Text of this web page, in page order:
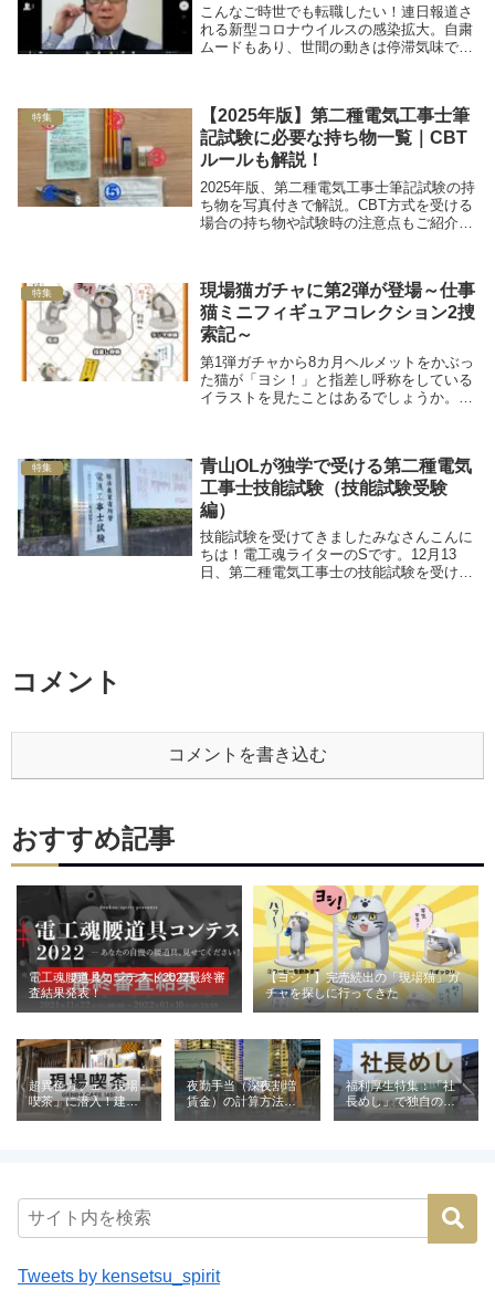
こんなご時世でも転職したい！連日報道さ
れる新型コロナウイルスの感染拡大。自粛
ムードもあり、世間の動きは停滞気味です
への転職また...
特集
【2025年版】第二種電気工事士筆
記試験に必要な持ち物一覧｜CBT
ルールも解説！
2025年版、第二種電気工事士筆記試験の持
ち物を写真付きで解説。CBT方式を受ける
場合の持ち物や試験時の注意点もご紹介し
特集
現場猫ガチャに第2弾が登場～仕事
猫ミニフィギュアコレクション2捜
索記～
第1弾ガチャから8カ月ヘルメットをかぶっ
た猫が「ヨシ！」と指差し呼称をしている
イラストを見たことはあるでしょうか。そ
前で作者の...
特集
青山OLが独学で受ける第二種電気
工事士技能試験（技能試験受験
編）
技能試験を受けてきましたみなさんこんに
ちは！電工魂ライターのSです。12月13
日、第二種電気工事士の技能試験を受けて
コメント
コメントを書き込む
おすすめ記事
電工魂腰道具コンテスト2022最終審
査結果発表！
【ヨシ！】完売続出の「現場猫」ガ
チャを探しに行ってきた
超異色カフェ「現場
喫茶」に潜入！建設
業が営む喫茶の意外
夜勤手当（深夜割増
賃金）の計算方法と
福利厚生特集：「社
長めし」で独自の魅
力を発信（株式会社
Tweets by kensetsu_spirit